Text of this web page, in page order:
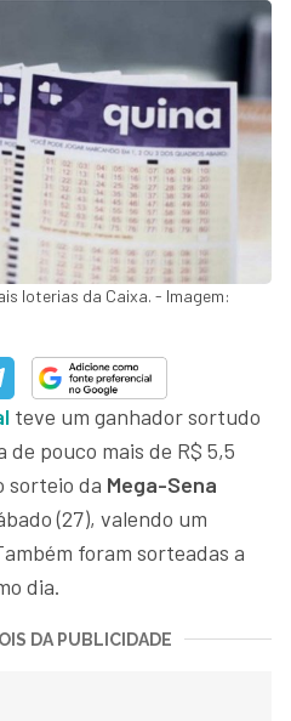
loterias da Caixa. - Imagem:
teve um ganhador sortudo
de pouco mais de R$ 5,5
sorteio da Mega-Sena
(27), valendo um
foram sorteadas a
dia.
DA PUBLICIDADE